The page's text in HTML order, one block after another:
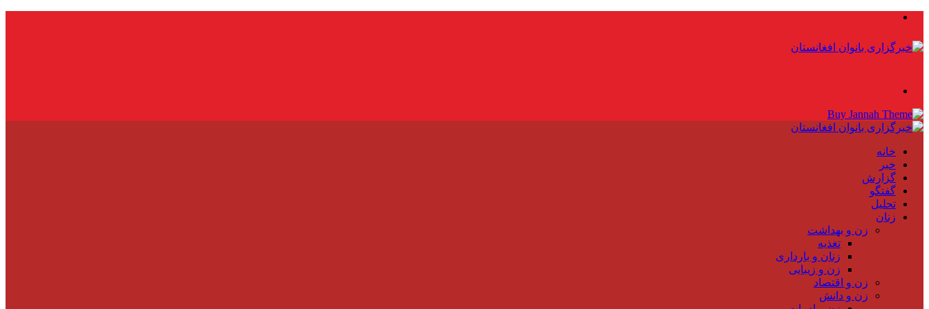
خانه
خبر
گزارش
گفتگو
تحلیل
زنان
زن و بهداشت
تغذیه
زنان و بارداری
زن و زیبایی
زن و اقتصاد
زن و دانش